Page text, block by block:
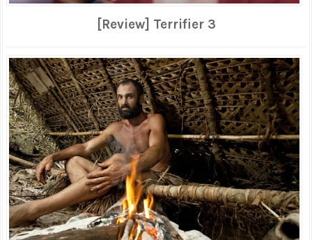
[Review] Terrifier 3